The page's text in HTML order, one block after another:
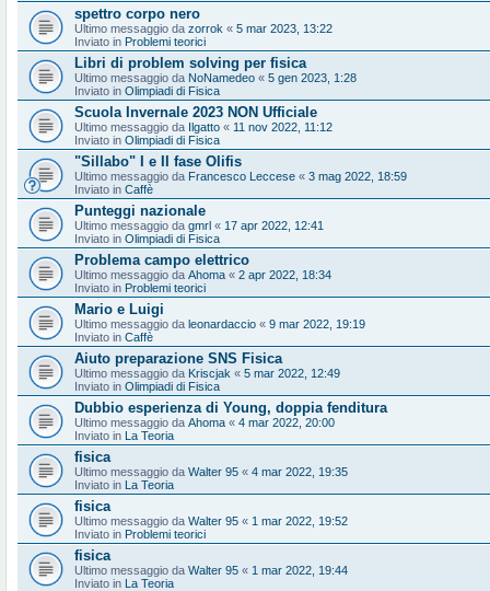
spettro corpo nero
Ultimo messaggio da zorrok « 5 mar 2023, 13:22
Inviato in Problemi teorici
Libri di problem solving per fisica
Ultimo messaggio da NoNamedeo « 5 gen 2023, 1:28
Inviato in Olimpiadi di Fisica
Scuola Invernale 2023 NON Ufficiale
Ultimo messaggio da Ilgatto « 11 nov 2022, 11:12
Inviato in Olimpiadi di Fisica
"Sillabo" I e II fase Olifis
Ultimo messaggio da Francesco Leccese « 3 mag 2022, 18:59
Inviato in Caffè
Punteggi nazionale
Ultimo messaggio da gmrl « 17 apr 2022, 12:41
Inviato in Olimpiadi di Fisica
Problema campo elettrico
Ultimo messaggio da Ahoma « 2 apr 2022, 18:34
Inviato in Problemi teorici
Mario e Luigi
Ultimo messaggio da leonardaccio « 9 mar 2022, 19:19
Inviato in Caffè
Aiuto preparazione SNS Fisica
Ultimo messaggio da Kriscjak « 5 mar 2022, 12:49
Inviato in Olimpiadi di Fisica
Dubbio esperienza di Young, doppia fenditura
Ultimo messaggio da Ahoma « 4 mar 2022, 20:00
Inviato in La Teoria
fisica
Ultimo messaggio da Walter 95 « 4 mar 2022, 19:35
Inviato in La Teoria
fisica
Ultimo messaggio da Walter 95 « 1 mar 2022, 19:52
Inviato in Problemi teorici
fisica
Ultimo messaggio da Walter 95 « 1 mar 2022, 19:44
Inviato in La Teoria